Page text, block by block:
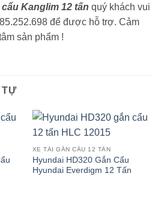
Kanglim 12 tấn quý khách vui
để được hỗ trợ. Cảm
sản phẩm !
TỰ
XE TẢI GẮN CẨU 12 TẤN
Hyundai HD320 Gắn Cẩu
Hyundai Everdigm 12 Tấn